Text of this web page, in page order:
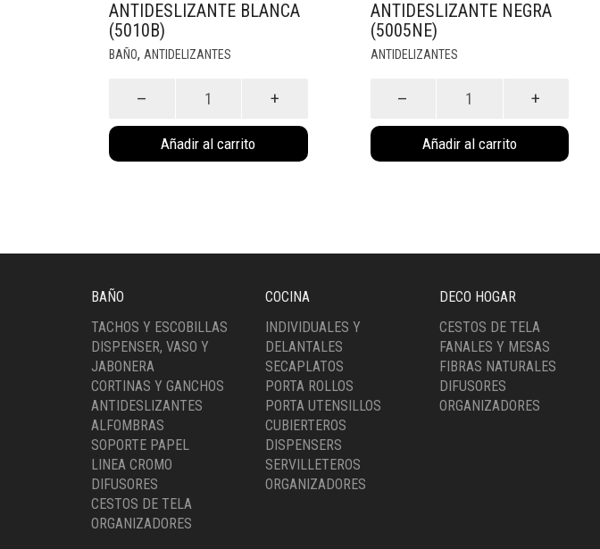
ANTIDESLIZANTE BLANCA
(5010B)
BAÑO, ANTIDELIZANTES
Blanca
cantidad
Añadir al carrito
ANTIDESLIZANTE NEGRA
(5005NE)
ANTIDELIZANTES
Antideslizante
(5005NE)
Añadir al carrito
BAÑO
TACHOS Y ESCOBILLAS
DISPENSER, VASO Y
JABONERA
CORTINAS Y GANCHOS
ANTIDESLIZANTES
ALFOMBRAS
SOPORTE PAPEL
LINEA CROMO
DIFUSORES
CESTOS DE TELA
ORGANIZADORES
COCINA
INDIVIDUALES Y
DELANTALES
SECAPLATOS
PORTA ROLLOS
PORTA UTENSILLOS
CUBIERTEROS
DISPENSERS
SERVILLETEROS
ORGANIZADORES
DECO HOGAR
CESTOS DE TELA
FANALES Y MESAS
FIBRAS NATURALES
DIFUSORES
ORGANIZADORES